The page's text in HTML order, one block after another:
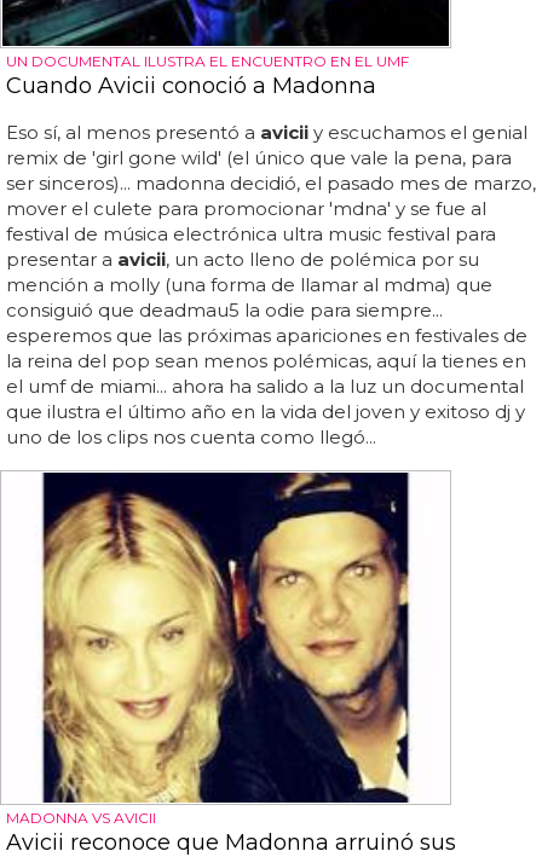
UN DOCUMENTAL ILUSTRA EL ENCUENTRO EN EL UMF
Cuando Avicii conoció a Madonna
Eso sí, al menos presentó a avicii y escuchamos el genial
remix de 'girl gone wild' (el único que vale la pena, para
ser sinceros)... madonna decidió, el pasado mes de marzo,
mover el culete para promocionar 'mdna' y se fue al
festival de música electrónica ultra music festival para
presentar a avicii, un acto lleno de polémica por su
mención a molly (una forma de llamar al mdma) que
consiguió que deadmau5 la odie para siempre...
esperemos que las próximas apariciones en festivales de
la reina del pop sean menos polémicas, aquí la tienes en
el umf de miami... ahora ha salido a la luz un documental
que ilustra el último año en la vida del joven y exitoso dj y
uno de los clips nos cuenta como llegó...
MADONNA VS AVICII
Avicii reconoce que Madonna arruinó sus